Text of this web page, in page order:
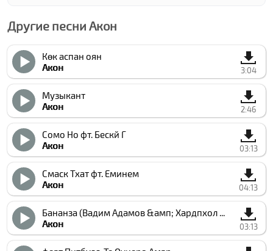
Другие песни Акон
Көк аспан оян
Акон
3:04
Музыкант
Акон
2:46
Cомо Но фт. Беcкй Г
Акон
03:13
Смаcк Тхат фт. Еминем
Акон
04:13
Бананза (Вадим Адамов &амп; Хардпхол Ремиx Радио Едит)
Акон
03:13